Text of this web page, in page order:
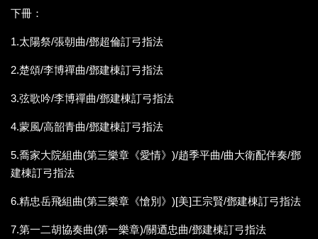
下冊：
1.太陽祭/張朝曲/鄧超倫訂弓指法
2.楚頌/李博禪曲/鄧建棟訂弓指法
3.弦歌吟/李博禪曲/鄧建棟訂弓指法
4.蒙風/高韶青曲/鄧建棟訂弓指法
5.喬家大院組曲(第三樂章《愛情》)/趙季平曲/曲大衛配伴奏/鄧
建棟訂弓指法
6.精忠岳飛組曲(第三樂章《愴別》)[美]王宗賢/鄧建棟訂弓指法
7.第一二胡協奏曲(第一樂章)/關迺忠曲/鄧建棟訂弓指法